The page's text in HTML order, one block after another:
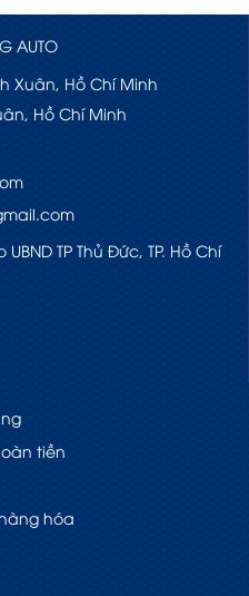
AUTO
Xuân, Hồ Chí Minh
Hồ Chí Minh
TP Thủ Đức, TP. Hồ Chí
tiền
hóa